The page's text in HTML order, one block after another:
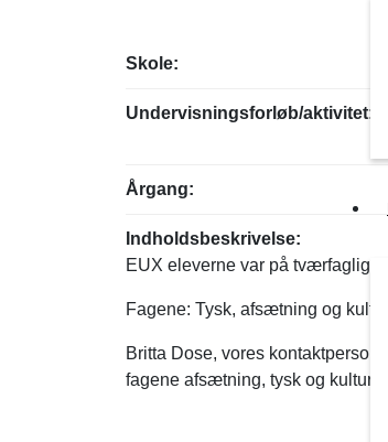
Skole:
Undervisningsforløb/aktivitet:
Årgang:
Indholdsbeskrivelse:
EUX eleverne var på tværfaglig
Fagene: Tysk, afsætning og
Britta Dose, vores
fagene afsætning, tysk og